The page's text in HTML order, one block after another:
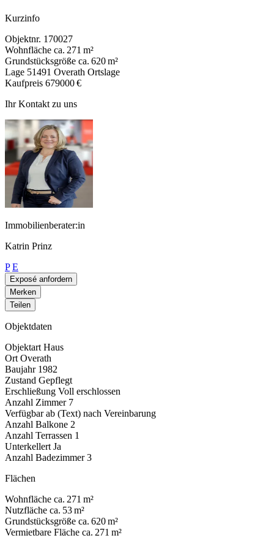
Kurzinfo
Objektnr. 170027
Wohnfläche ca. 271 m²
Grundstücksgröße ca. 620 m²
Lage 51491 Overath Ortslage
Kaufpreis 679000 €
Ihr Kontakt zu uns
Immobilienberater:in
Katrin Prinz
P E
Exposé anfordern
Merken
Teilen
Objektdaten
Objektart Haus
Ort Overath
Baujahr 1982
Zustand Gepflegt
Erschließung Voll erschlossen
Anzahl Zimmer 7
Verfügbar ab (Text) nach Vereinbarung
Anzahl Balkone 2
Anzahl Terrassen 1
Unterkellert Ja
Anzahl Badezimmer 3
Flächen
Wohnfläche ca. 271 m²
Nutzfläche ca. 53 m²
Grundstücksgröße ca. 620 m²
Vermietbare Fläche ca. 271 m²